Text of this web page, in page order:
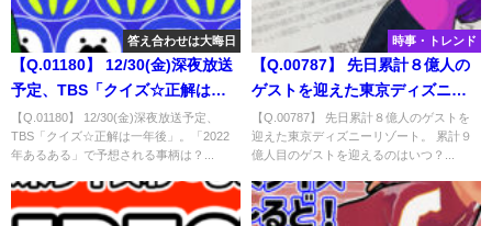
答え合わせは大晦日
【Q.01180】 12/30(金)深夜放送
予定、TBS「クイズ☆正解は一
年後」。「2022年あるある」で
予想される事柄は？
【Q.01180】 12/30(金)深夜放送予定、
TBS「クイズ☆正解は一年後」。「2022
年あるある」で予想される事柄は？...
時事・トレンド
【Q.00787】 先日累計８億人の
ゲストを迎えた東京ディズニー
リゾート。 累計９億人目のゲス
トを迎えるのはいつ？
【Q.00787】 先日累計８億人のゲストを
迎えた東京ディズニーリゾート。 累計９
億人目のゲストを迎えるのはいつ？...